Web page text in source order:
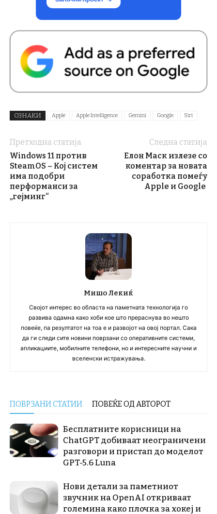
ОЗНАКИ Apple Apple Intelligence Gemini Google Siri
Претходна статија
Windows 11 против
SteamOS – Кој систем
има подобри
перформанси за
„гејминг“
Следна статија
Елон Маск излезе со
коментар за новата
соработка помеѓу
Apple и Google
Мишо Лекиќ
Својот интерес во областа на паметната технологија го
развива одамна како хоби кое што прераснува во нешто
повеќе, па резултатот на тоа е и развојот на овој портал. Сака
да ги следи сите новини поврзани со оперативните системи,
апликациите, мобилните телефони, но и интересните научни и
вселенски истражувања.
ПОВРЗАНИ СТАТИИ ПОВЕЌЕ ОД АВТОРОТ
Бесплатните корисници на
ChatGPT добиваат неограничени
разговори и пристап до моделот
GPT-5.6 Luna
Нови детали за паметниот
звучник на OpenAI откриваат
големина како плочка за хокеј и